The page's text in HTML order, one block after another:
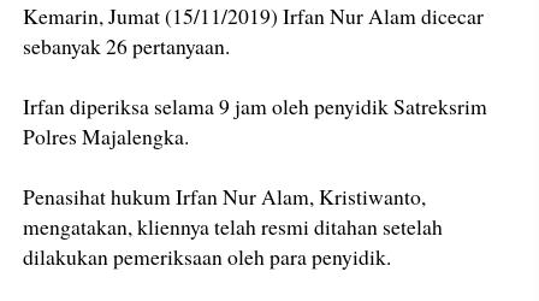
Kemarin, Jumat (15/11/2019) Irfan Nur Alam dicecar
sebanyak 26 pertanyaan.
Irfan diperiksa selama 9 jam oleh penyidik Satreksrim
Polres Majalengka.
Penasihat hukum Irfan Nur Alam, Kristiwanto,
mengatakan, kliennya telah resmi ditahan setelah
dilakukan pemeriksaan oleh para penyidik.